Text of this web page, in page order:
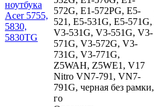
572G, E1-572PG, E5-
521, E5-531G, E5-571G,
V3-531G, V3-551G, V3-
571G, V3-572G, V3-
731G, V3-771G,
Z5WAH, Z5WE1, V17
Nitro VN7-791, VN7-
791G, черная без рамки,
го